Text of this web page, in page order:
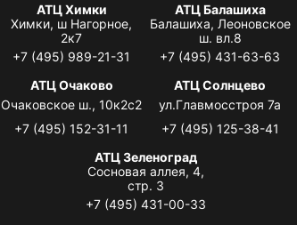
АТЦ Химки
Химки, ш Нагорное,
2к7
+7 (495) 989-21-31
АТЦ Балашиха
Балашиха, Леоновское
ш. вл.8
+7 (495) 431-63-63
АТЦ Очаково
Очаковское ш., 10к2с2
+7 (495) 152-31-11
АТЦ Солнцево
ул.Главмосстроя 7а
+7 (495) 125-38-41
АТЦ Зеленоград
Сосновая аллея, 4,
стр. 3
+7 (495) 431-00-33